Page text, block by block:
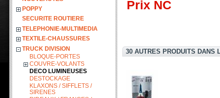
POPPY
SECURITE ROUTIERE
TELEPHONIE-MULTIMEDIA
TEXTILE-CHAUSSURES
TRUCK DIVISION
BLOQUE-PORTES
COUVRE-VOLANTS
DECO LUMINEUSES
DESTOCKAGE
KLAXONS / SIFFLETS /
SIRENES
Prix NC
30 AUTRES PRODUITS DANS